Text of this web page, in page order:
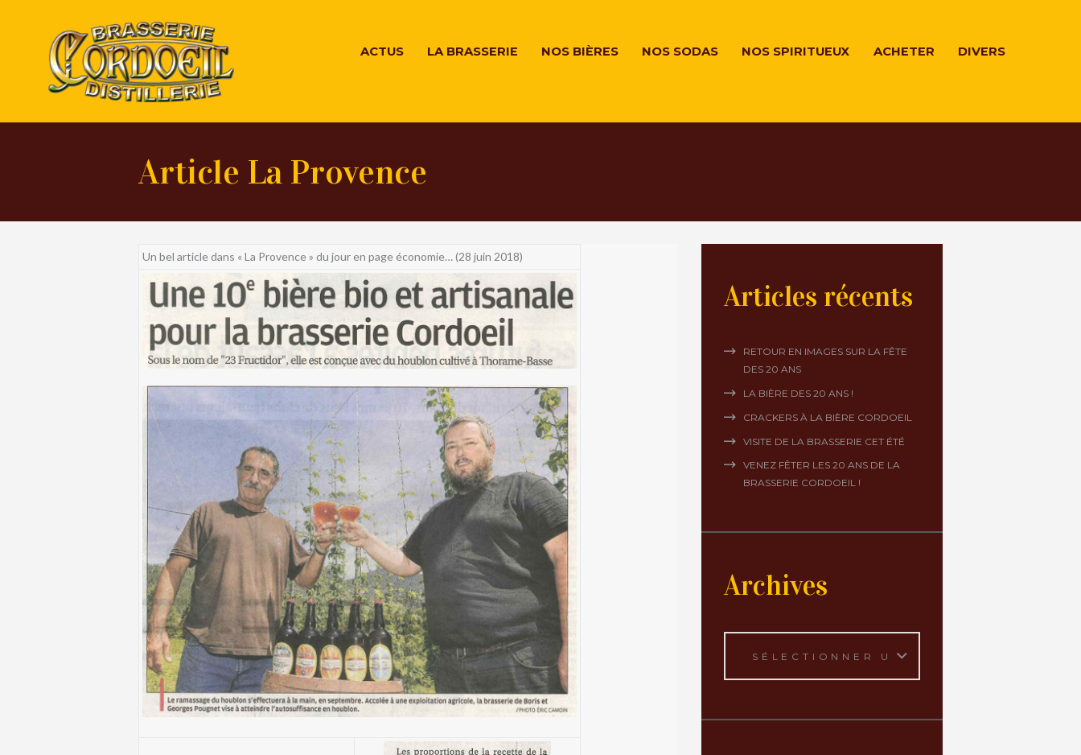
ACTUS LA BRASSERIE NOS BIÈRES NOS SODAS NOS SPIRITUEUX ACHETER DIVERS
Article La Provence
Un bel article dans « La Provence » du jour en page économie… (28 juin 2018)
Articles récents
RETOUR EN IMAGES SUR LA FÊTE
DES 20 ANS
LA BIÈRE DES 20 ANS !
CRACKERS À LA BIÈRE CORDOEIL
VISITE DE LA BRASSERIE CET ÉTÉ
VENEZ FÊTER LES 20 ANS DE LA
BRASSERIE CORDOEIL !
Archives